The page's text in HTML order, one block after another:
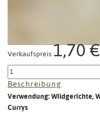
Verkaufspreis1,70 €
Beschreibung
Verwendung: Wildgerichte,
Currys